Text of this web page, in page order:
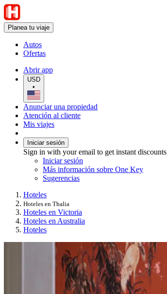
Planea tu viaje
Autos
Ofertas
Abrir app
USD
•
Anunciar una propiedad
Atención al cliente
Mis viajes
Iniciar sesión
Sign in with your email to get instant discounts
Iniciar sesión
Más información sobre One Key
Sugerencias
Hoteles
Hoteles en Thalia
Hoteles en Victoria
Hoteles en Australia
Hoteles